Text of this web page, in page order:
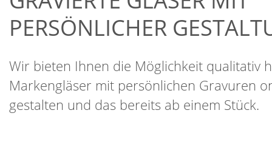
PERSÖNLICHER
Wir bieten Ihnen die Möglichkeit qualitativ
Markengläser mit persönlichen Gravuren
gestalten und das bereits ab einem Stück.